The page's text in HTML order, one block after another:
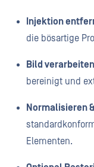
Injektion
die bösartige
Bild
bereinigt und
Normalisieren
Elementen.